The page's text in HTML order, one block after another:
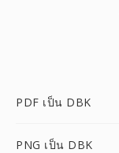
PDF เป็น DBK
PNG เป็น DBK